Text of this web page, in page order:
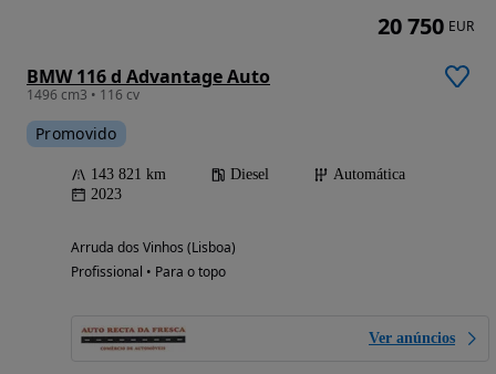
BMW 116 d Advantage Auto
1496 cm3 • 116 cv
Promovido
143 821 km Diesel
Automática
2023
Arruda dos Vinhos (Lisboa)
Profissional • Para o topo
Ver anúncios
20 750 EUR